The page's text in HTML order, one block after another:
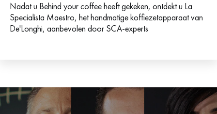
Nadat u Behind your coffee heeft gekeken, ontdekt u La
Specialista Maestro, het handmatige koffiezetapparaat van
De'Longhi, aanbevolen door SCA-experts